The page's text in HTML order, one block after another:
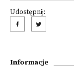
Udostępnij:
Informacje